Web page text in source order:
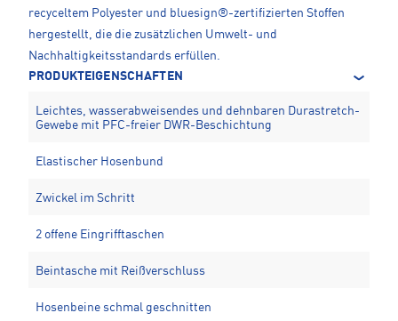
recyceltem Polyester und bluesign®-zertifizierten Stoffen
hergestellt, die die zusätzlichen Umwelt- und
Nachhaltigkeitsstandards erfüllen.
PRODUKTEIGENSCHAFTEN
Leichtes, wasserabweisendes und dehnbaren Durastretch-
Gewebe mit PFC-freier DWR-Beschichtung
Elastischer Hosenbund
Zwickel im Schritt
2 offene Eingrifftaschen
Beintasche mit Reißverschluss
Hosenbeine schmal geschnitten